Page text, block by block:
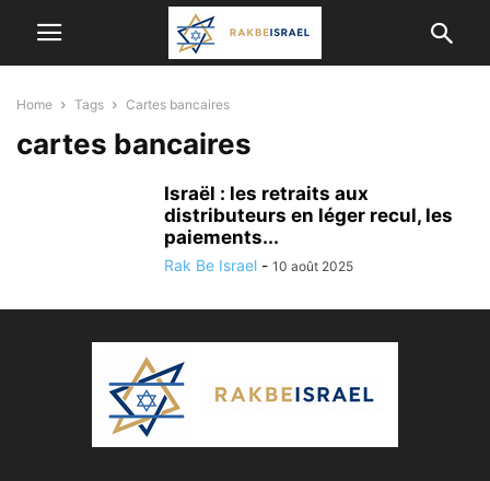
Home Tags Cartes bancaires
cartes bancaires
Israël : les retraits aux
distributeurs en léger recul, les
paiements...
Rak Be Israel - 10 août 2025